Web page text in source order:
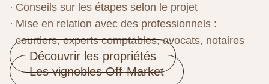
Conseils sur les étapes selon le projet
Mise en relation avec des professionnels :
courtiers, experts comptables, avocats, notaires
Découvrir les propriétés
Les vignobles Off-Market